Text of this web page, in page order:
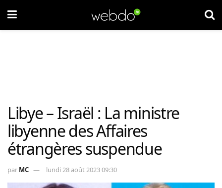
Libye – Israël : La ministre
libyenne des Affaires
étrangères suspendue
par MC lundi 28 août 2023 09:30